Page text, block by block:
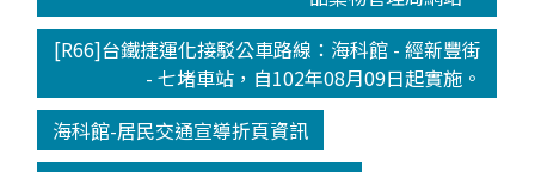
[R66]台鐵捷運化接駁公車路線：海科館 - 經新豐街
- 七堵車站，自102年08月09日起實施。
海科館-居民交通宣導折頁資訊